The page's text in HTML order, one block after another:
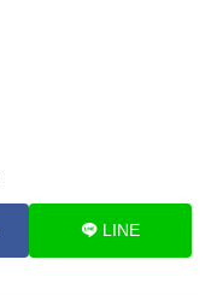
LINE